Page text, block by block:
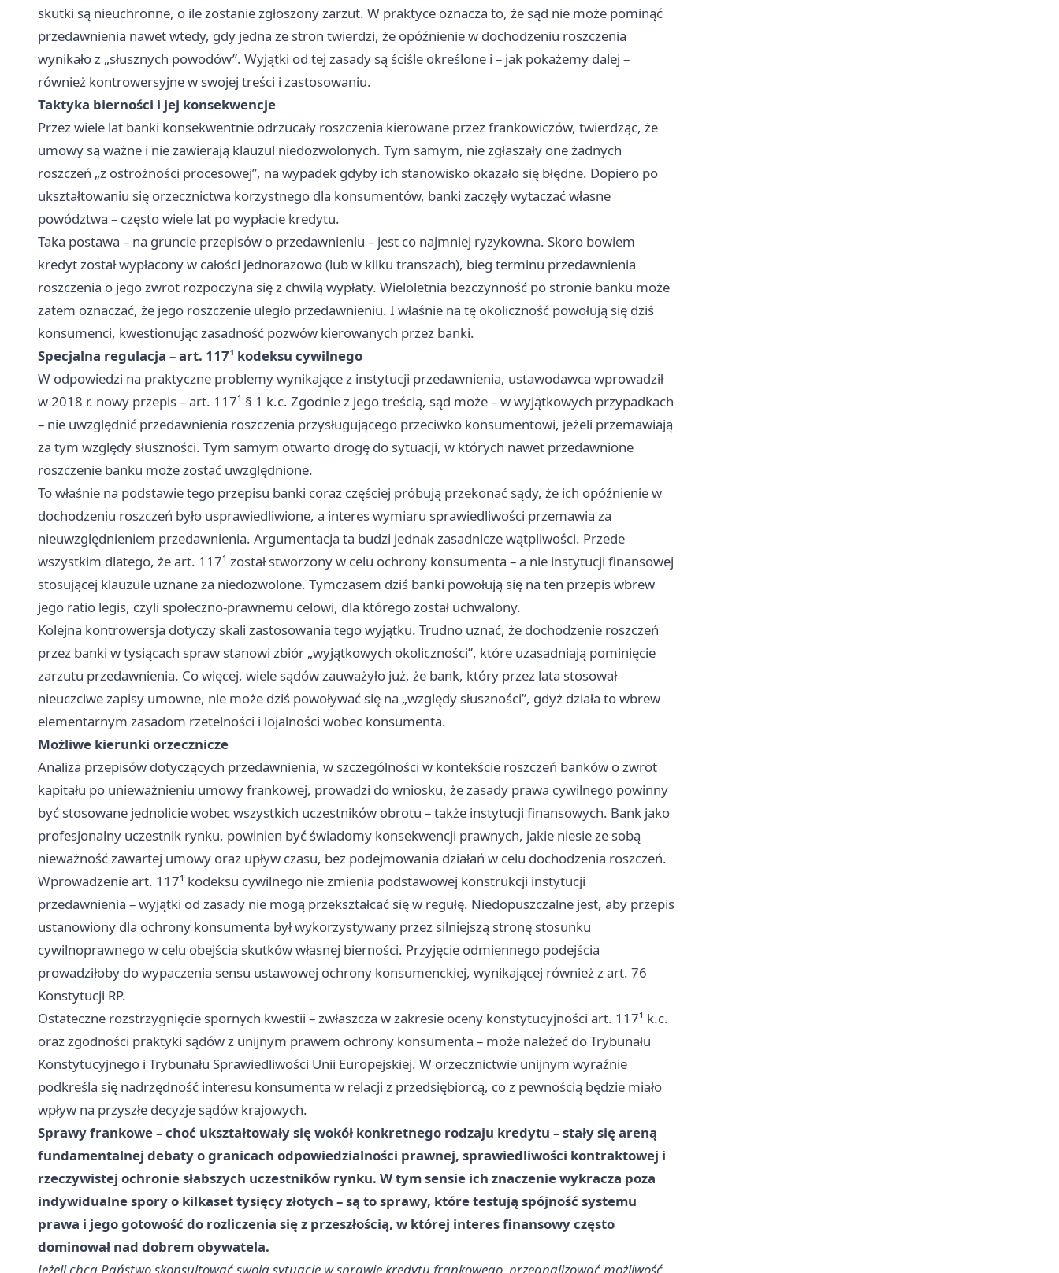
skutki są nieuchronne, o ile zostanie zgłoszony zarzut. W praktyce oznacza to, że sąd nie może pominąć
przedawnienia nawet wtedy, gdy jedna ze stron twierdzi, że opóźnienie w dochodzeniu roszczenia
wynikało z „słusznych powodów”. Wyjątki od tej zasady są ściśle określone i – jak pokażemy dalej –
również kontrowersyjne w swojej treści i zastosowaniu.
Taktyka bierności i jej konsekwencje
Przez wiele lat banki konsekwentnie odrzucały roszczenia kierowane przez frankowiczów, twierdząc, że
umowy są ważne i nie zawierają klauzul niedozwolonych. Tym samym, nie zgłaszały one żadnych
roszczeń „z ostrożności procesowej”, na wypadek gdyby ich stanowisko okazało się błędne. Dopiero po
ukształtowaniu się orzecznictwa korzystnego dla konsumentów, banki zaczęły wytaczać własne
powództwa – często wiele lat po wypłacie kredytu.
Taka postawa – na gruncie przepisów o przedawnieniu – jest co najmniej ryzykowna. Skoro bowiem
kredyt został wypłacony w całości jednorazowo (lub w kilku transzach), bieg terminu przedawnienia
roszczenia o jego zwrot rozpoczyna się z chwilą wypłaty. Wieloletnia bezczynność po stronie banku może
zatem oznaczać, że jego roszczenie uległo przedawnieniu. I właśnie na tę okoliczność powołują się dziś
konsumenci, kwestionując zasadność pozwów kierowanych przez banki.
Specjalna regulacja – art. 117¹ kodeksu cywilnego
W odpowiedzi na praktyczne problemy wynikające z instytucji przedawnienia, ustawodawca wprowadził
w 2018 r. nowy przepis – art. 117¹ § 1 k.c. Zgodnie z jego treścią, sąd może – w wyjątkowych przypadkach
– nie uwzględnić przedawnienia roszczenia przysługującego przeciwko konsumentowi, jeżeli przemawiają
za tym względy słuszności. Tym samym otwarto drogę do sytuacji, w których nawet przedawnione
roszczenie banku może zostać uwzględnione.
To właśnie na podstawie tego przepisu banki coraz częściej próbują przekonać sądy, że ich opóźnienie w
dochodzeniu roszczeń było usprawiedliwione, a interes wymiaru sprawiedliwości przemawia za
nieuwzględnieniem przedawnienia. Argumentacja ta budzi jednak zasadnicze wątpliwości. Przede
wszystkim dlatego, że art. 117¹ został stworzony w celu ochrony konsumenta – a nie instytucji finansowej
stosującej klauzule uznane za niedozwolone. Tymczasem dziś banki powołują się na ten przepis wbrew
jego ratio legis, czyli społeczno-prawnemu celowi, dla którego został uchwalony.
Kolejna kontrowersja dotyczy skali zastosowania tego wyjątku. Trudno uznać, że dochodzenie roszczeń
przez banki w tysiącach spraw stanowi zbiór „wyjątkowych okoliczności”, które uzasadniają pominięcie
zarzutu przedawnienia. Co więcej, wiele sądów zauważyło już, że bank, który przez lata stosował
nieuczciwe zapisy umowne, nie może dziś powoływać się na „względy słuszności”, gdyż działa to wbrew
elementarnym zasadom rzetelności i lojalności wobec konsumenta.
Możliwe kierunki orzecznicze
Analiza przepisów dotyczących przedawnienia, w szczególności w kontekście roszczeń banków o zwrot
kapitału po unieważnieniu umowy frankowej, prowadzi do wniosku, że zasady prawa cywilnego powinny
być stosowane jednolicie wobec wszystkich uczestników obrotu – także instytucji finansowych. Bank jako
profesjonalny uczestnik rynku, powinien być świadomy konsekwencji prawnych, jakie niesie ze sobą
nieważność zawartej umowy oraz upływ czasu, bez podejmowania działań w celu dochodzenia roszczeń.
Wprowadzenie art. 117¹ kodeksu cywilnego nie zmienia podstawowej konstrukcji instytucji
przedawnienia – wyjątki od zasady nie mogą przekształcać się w regułę. Niedopuszczalne jest, aby przepis
ustanowiony dla ochrony konsumenta był wykorzystywany przez silniejszą stronę stosunku
cywilnoprawnego w celu obejścia skutków własnej bierności. Przyjęcie odmiennego podejścia
prowadziłoby do wypaczenia sensu ustawowej ochrony konsumenckiej, wynikającej również z art. 76
Konstytucji RP.
Ostateczne rozstrzygnięcie spornych kwestii – zwłaszcza w zakresie oceny konstytucyjności art. 117¹ k.c.
oraz zgodności praktyki sądów z unijnym prawem ochrony konsumenta – może należeć do Trybunału
Konstytucyjnego i Trybunału Sprawiedliwości Unii Europejskiej. W orzecznictwie unijnym wyraźnie
podkreśla się nadrzędność interesu konsumenta w relacji z przedsiębiorcą, co z pewnością będzie miało
wpływ na przyszłe decyzje sądów krajowych.
Sprawy frankowe – choć ukształtowały się wokół konkretnego rodzaju kredytu – stały się areną
fundamentalnej debaty o granicach odpowiedzialności prawnej, sprawiedliwości kontraktowej i
rzeczywistej ochronie słabszych uczestników rynku. W tym sensie ich znaczenie wykracza poza
indywidualne spory o kilkaset tysięcy złotych – są to sprawy, które testują spójność systemu
prawa i jego gotowość do rozliczenia się z przeszłością, w której interes finansowy często
dominował nad dobrem obywatela.
Jeżeli chcą Państwo skonsultować swoją sytuację w sprawie kredytu frankowego, przeanalizować możliwość